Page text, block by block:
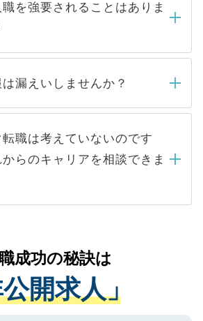
、Webサイトからご覧いただ
公開求人」です。非公開求人は
によって、一般には公開してい
を避けるため 人気のある医療機
てしまうと、応募が殺到する場
関が求める条件に合った人材の
介会社に依頼するケースが増え
を強要されることはありま
を強要することは一切ありませ
仮に応募先から内定をいただい
る必要はありません。内定先へ
絡はキャリアパートナーが行い
漏えいしませんか？
漏えいすることはありませんの
ください。当サイトからの登録
したご登録者様の個人情報は、
ャリアアップおよび転職活動の
に使用いたします。お預かりし
ての個人データはご本人の許可
報の取り扱いについての厳密な
満たした事業者のみに付与され
バシーマークを取得済みです。
職は考えていないのです
らのキャリアを相談できま
、現在の医療機関の状況や紹介
えながら、適切なアドバイスを
だきます。すぐにご転職をされ
、長期的なサポートが可能です
成功の秘訣は
公開求人」